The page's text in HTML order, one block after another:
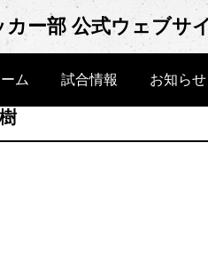
ー部 公式ウェブサ
ム 試合情報 お知らせ